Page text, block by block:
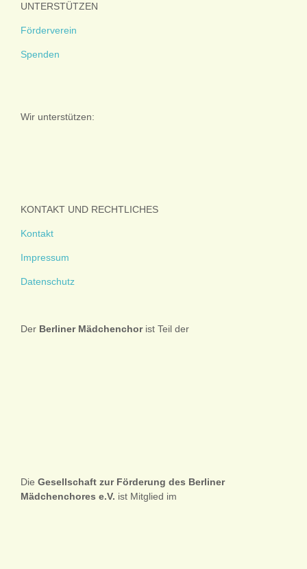
UNTERSTÜTZEN
Förderverein
Spenden
Wir unterstützen:
KONTAKT UND RECHTLICHES
Kontakt
Impressum
Datenschutz
Der Berliner Mädchenchorist Teil der
Die Gesellschaft zur Förderung des Berliner
Mädchenchores e.V. ist Mitglied im